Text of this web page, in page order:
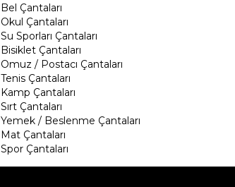
Bel Çantaları
Okul Çantaları
Su Sporları Çantaları
Bisiklet Çantaları
Omuz / Postacı Çantaları
Tenis Çantaları
Kamp Çantaları
Sırt Çantaları
Yemek / Beslenme Çantaları
Mat Çantaları
Spor Çantaları